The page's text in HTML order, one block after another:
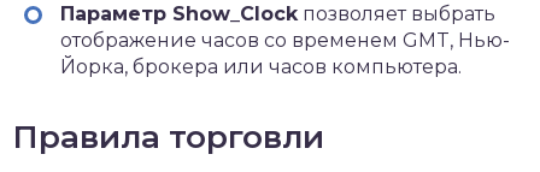
Параметр Show_Clock позволяет выбрать
отображение часов со временем GMT, Нью-
Йорка, брокера или часов компьютера.
Правила торговли